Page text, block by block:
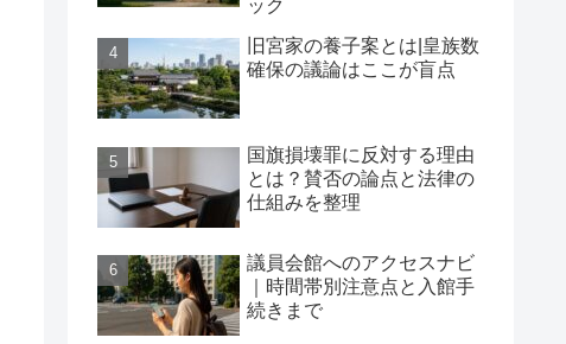
ック
旧宮家の養子案とは|皇族数
確保の議論はここが盲点
国旗損壊罪に反対する理由
とは？賛否の論点と法律の
仕組みを整理
議員会館へのアクセスナビ
｜時間帯別注意点と入館手
続きまで